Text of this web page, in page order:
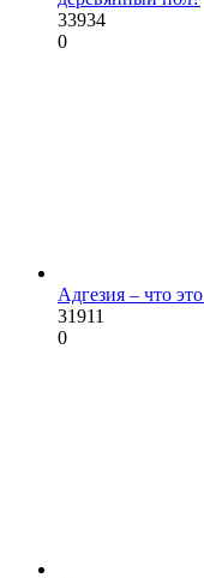
33934
0
Адгезия – что
31911
0